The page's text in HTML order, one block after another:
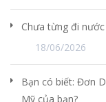
Chưa từng đi
18/06/2026
Bạn có biết: Đơn
Mỹ của bạn?